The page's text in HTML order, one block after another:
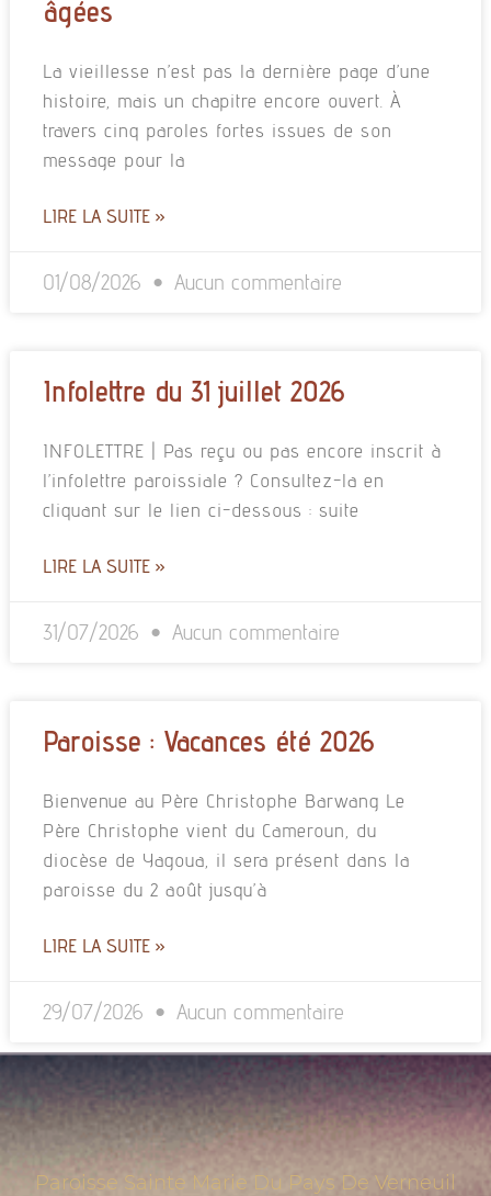
âgées
La vieillesse n’est pas la dernière page d’une
histoire, mais un chapitre encore ouvert. À
travers cinq paroles fortes issues de son
message pour la
LIRE LA SUITE »
01/08/2026 Aucun commentaire
Infolettre du 31 juillet 2026
INFOLETTRE | Pas reçu ou pas encore inscrit à
l’infolettre paroissiale ? Consultez-la en
cliquant sur le lien ci-dessous : suite
LIRE LA SUITE »
31/07/2026 Aucun commentaire
Paroisse : Vacances été 2026
Bienvenue au Père Christophe Barwang Le
Père Christophe vient du Cameroun, du
diocèse de Yagoua, il sera présent dans la
paroisse du 2 août jusqu’à
LIRE LA SUITE »
29/07/2026 Aucun commentaire
Paroisse Sainte Marie Du Pays De Verneuil